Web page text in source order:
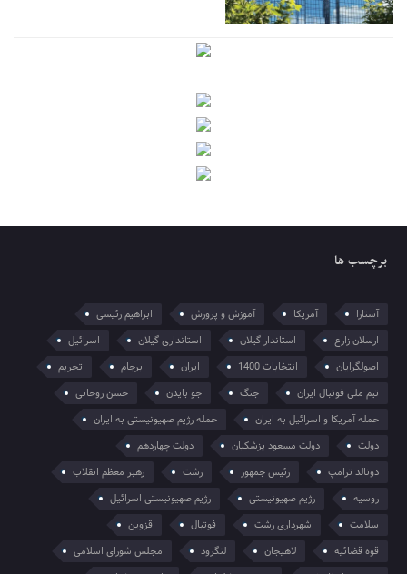
برچسب ها
آستارا آمریکا آموزش و پرورش
ابراهیم رئیسی
ارسلان زارع
استاندار گیلان استانداری گیلان
اسرائیل
اصولگرایان
انتخابات 1400 ایران برجام
تحریم
تیم ملی فوتبال ایران
جنگ جو بایدن
حسن روحانی
حمله آمریکا و اسرائیل به ایران
حمله رژیم صهیونیستی به ایران
دولت
دولت مسعود پزشکیان
دولت چهاردهم
دونالد ترامپ
رئیس جمهور رشت
رهبر معظم انقلاب
روسیه
رژیم صهیونیستی
رژیم صهیونیستی اسرائیل
سلامت
شهرداری رشت فوتبال
قزوین
قوه قضائیه
لاهیجان لنگرود
مجلس شورای اسلامی